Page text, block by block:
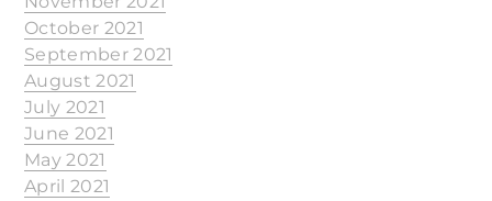
October 2021
September 2021
August 2021
July 2021
June 2021
May 2021
April 2021